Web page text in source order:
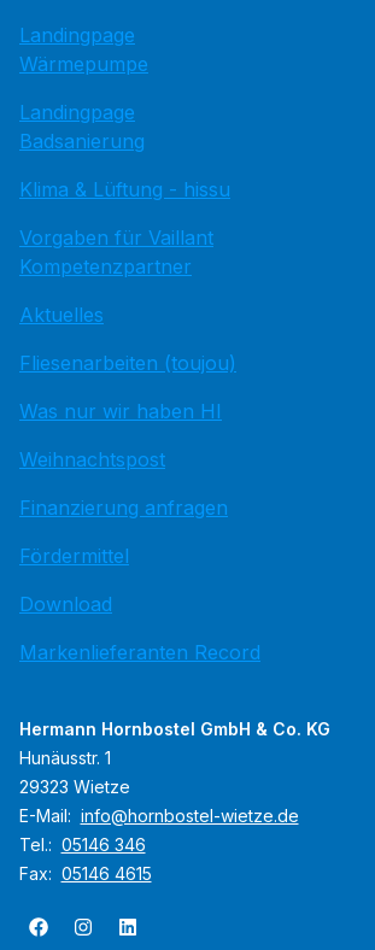
Landingpage
Wärmepumpe
Landingpage
Badsanierung
Klima & Lüftung - hissu
Vorgaben für Vaillant
Kompetenzpartner
Aktuelles
Fliesenarbeiten (toujou)
Was nur wir haben HI
Weihnachtspost
Finanzierung anfragen
Fördermittel
Download
Markenlieferanten Record
Hermann Hornbostel GmbH & Co. KG
Hunäusstr. 1
29323 Wietze
E-Mail: info@hornbostel-wietze.de
Tel.: 05146 346
Fax: 05146 4615